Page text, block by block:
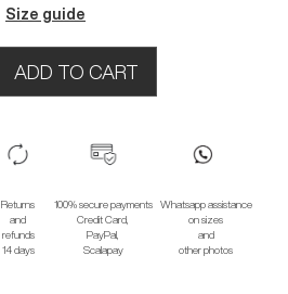
Size guide
ADD TO CART
Returns
and
refunds
14 days
100% secure payments
Credit Card,
PayPal,
Scalapay
Whatsapp assistance
on sizes
and
other photos